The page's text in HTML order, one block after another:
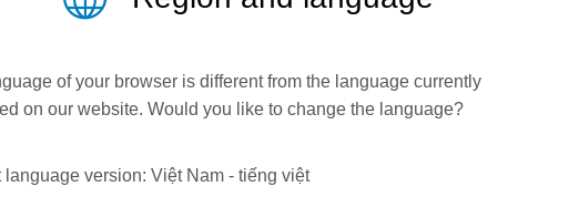
Chương trình dụng cụ
Thích hợp cho tất cả
of your browser is different from the language currently
on our website. Would you like to change the language?
language version: Việt Nam - tiếng việt